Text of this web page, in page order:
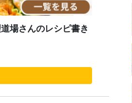
場さんのレシピ書き